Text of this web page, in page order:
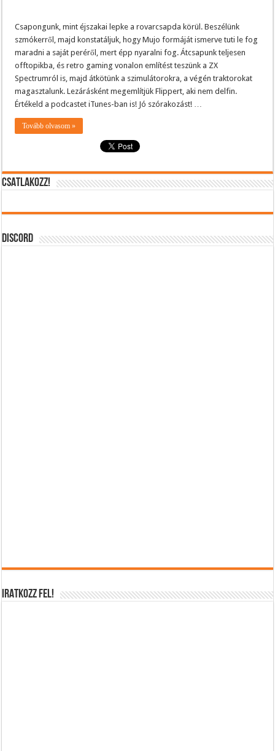
Csapongunk, mint éjszakai lepke a rovarcsapda körül. Beszélünk
szmókerről, majd konstatáljuk, hogy Mujo formáját ismerve tuti le fog
maradni a saját peréről, mert épp nyaralni fog. Átcsapunk teljesen
offtopikba, és retro gaming vonalon említést teszünk a ZX
Spectrumról is, majd átkötünk a szimulátorokra, a végén traktorokat
magasztalunk. Lezárásként megemlítjük Flippert, aki nem delfin.
Értékeld a podcastet iTunes-ban is! Jó szórakozást! …
Tovább olvasom »
CSATLAKOZZ!
DISCORD
IRATKOZZ FEL!